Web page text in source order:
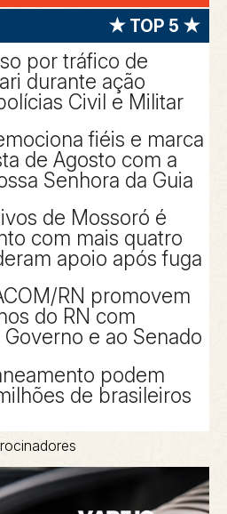
★ TOP 5 ★
por tráfico de
durante ação
Civil e Militar
fiéis e marca
de Agosto com a
Senhora da Guia
de Mossoró é
com mais quatro
apoio após fuga
RN promovem
do RN com
e ao Senado
podem
de brasileiros